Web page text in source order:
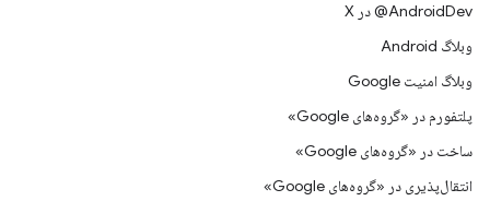
‫‎@AndroidDev در X
وبلاگ Android
وبلاگ امنیت Google
پلتفورم در «گروه‌های Google»
ساخت در «گروه‌های Google»
انتقال‌پذیری در «گروه‌های Google»